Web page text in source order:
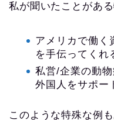
私が聞いたことがあ
アメリカで働
を手伝ってくれ
私営/企業の動
外国人をサポー
このような特殊な例